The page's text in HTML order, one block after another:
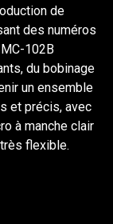
de
des numéros
102B
du bobinage
un ensemble
et précis, avec
à manche clair
flexible.